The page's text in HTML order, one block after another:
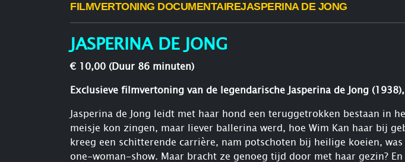
FILMVERTONING DOCUMENTAIREJASPERINA DE JONG
JASPERINA DE JONG
€ 10,00 (Duur 86 minuten)
Exclusieve filmvertoning van de legendarische Jasperina de Jong
Jasperina de Jong leidt met haar hond een teruggetrokken bestaan in
meisje kon zingen, maar liever ballerina werd, hoe Wim Kan haar bij
kreeg een schitterende carrière, nam potschoten bij heilige koeien,
one-woman-show. Maar bracht ze genoeg tijd door met haar gezin?